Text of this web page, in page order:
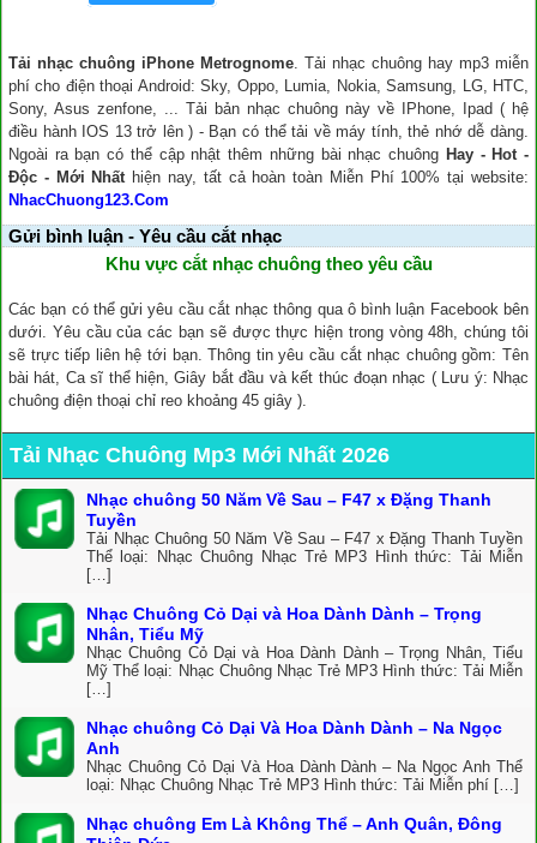
Tải nhạc chuông iPhone Metrognome. Tải nhạc chuông hay mp3 miễn
phí cho điện thoại Android: Sky, Oppo, Lumia, Nokia, Samsung, LG, HTC,
Sony, Asus zenfone, ... Tải bản nhạc chuông này về IPhone, Ipad ( hệ
điều hành IOS 13 trở lên ) - Bạn có thể tải về máy tính, thẻ nhớ dễ dàng.
Ngoài ra bạn có thể cập nhật thêm những bài nhạc chuông Hay - Hot -
Độc - Mới Nhấthiện nay, tất cả hoàn toàn Miễn Phí 100% tại website:
NhacChuong123.Com
Gửi bình luận - Yêu cầu cắt nhạc
Khu vực cắt nhạc chuông theo yêu cầu
Các bạn có thể gửi yêu cầu cắt nhạc thông qua ô bình luận Facebook bên
dưới. Yêu cầu của các bạn sẽ được thực hiện trong vòng 48h, chúng tôi
sẽ trực tiếp liên hệ tới bạn. Thông tin yêu cầu cắt nhạc chuông gồm: Tên
bài hát, Ca sĩ thể hiện, Giây bắt đầu và kết thúc đoạn nhạc ( Lưu ý: Nhạc
chuông điện thoại chỉ reo khoảng 45 giây ).
Tải Nhạc Chuông Mp3 Mới Nhất 2026
Nhạc chuông 50 Năm Về Sau – F47 x Đặng Thanh
Tuyền
Tải Nhạc Chuông 50 Năm Về Sau – F47 x Đặng Thanh Tuyền
Thể loại: Nhạc Chuông Nhạc Trẻ MP3 Hình thức: Tải Miễn
[…]
Nhạc Chuông Cỏ Dại và Hoa Dành Dành – Trọng
Nhân, Tiểu Mỹ
Nhạc Chuông Cỏ Dại và Hoa Dành Dành – Trọng Nhân, Tiểu
Mỹ Thể loại: Nhạc Chuông Nhạc Trẻ MP3 Hình thức: Tải Miễn
[…]
Nhạc chuông Cỏ Dại Và Hoa Dành Dành – Na Ngọc
Anh
Nhạc Chuông Cỏ Dại Và Hoa Dành Dành – Na Ngọc Anh Thể
loại: Nhạc Chuông Nhạc Trẻ MP3 Hình thức: Tải Miễn phí […]
Nhạc chuông Em Là Không Thể – Anh Quân, Đông